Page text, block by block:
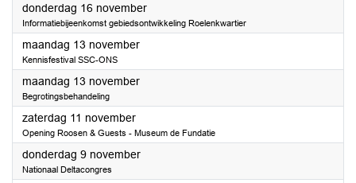
donderdag 16 november2023
Informatiebijeenkomst gebiedsontwikkeling Roelenkwartier
maandag 13 november2023
Kennisfestival SSC-ONS
maandag 13 november2023
Begrotingsbehandeling
zaterdag 11 november2023
Opening Roosen & Guests - Museum de Fundatie
donderdag 9 november2023
Nationaal Deltacongres